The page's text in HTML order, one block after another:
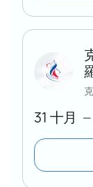
31 十月 —